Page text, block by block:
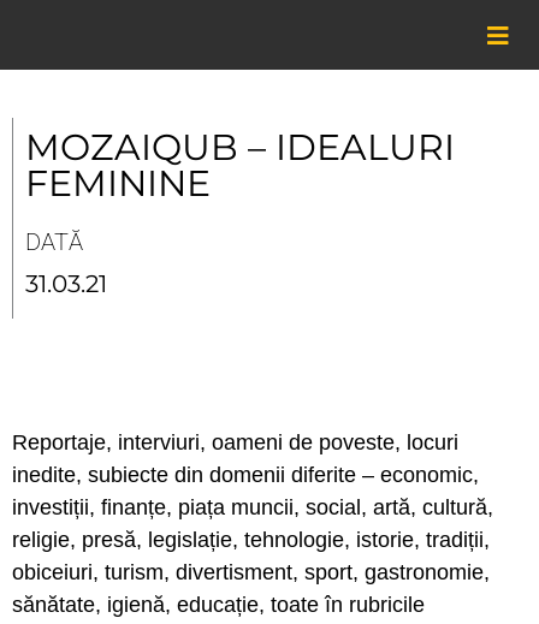
content
MOZAIQUB – IDEALURI
FEMININE
DATĂ
31.03.21
Reportaje, interviuri, oameni de poveste, locuri
inedite, subiecte din domenii diferite – economic,
investiții, finanțe, piața muncii, social, artă, cultură,
religie, presă, legislație, tehnologie, istorie, tradiții,
obiceiuri, turism, divertisment, sport, gastronomie,
sănătate, igienă, educație, toate în rubricile